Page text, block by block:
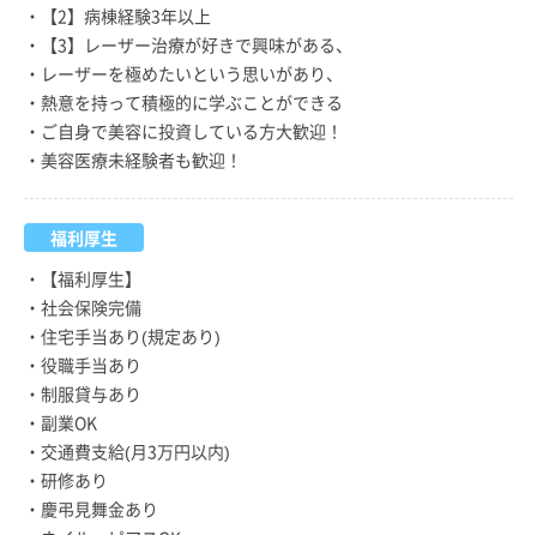
・【2】病棟経験3年以上
・【3】レーザー治療が好きで興味がある、
・レーザーを極めたいという思いがあり、
・熱意を持って積極的に学ぶことができる
・ご自身で美容に投資している方大歓迎！
・美容医療未経験者も歓迎！
福利厚生
・【福利厚生】
・社会保険完備
・住宅手当あり(規定あり)
・役職手当あり
・制服貸与あり
・副業OK
・交通費支給(月3万円以内)
・研修あり
・慶弔見舞金あり